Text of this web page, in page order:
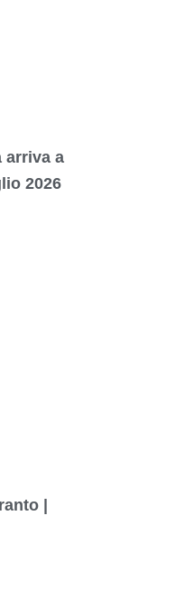
arriva a
2026
|